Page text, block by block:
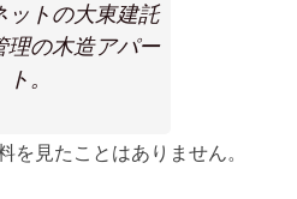
ットの大東建託
理の木造アパー
ト。
を見たことはありません。